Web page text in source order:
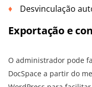
Desvinculação
Exportação e
O administrador pode
DocSpace a partir do